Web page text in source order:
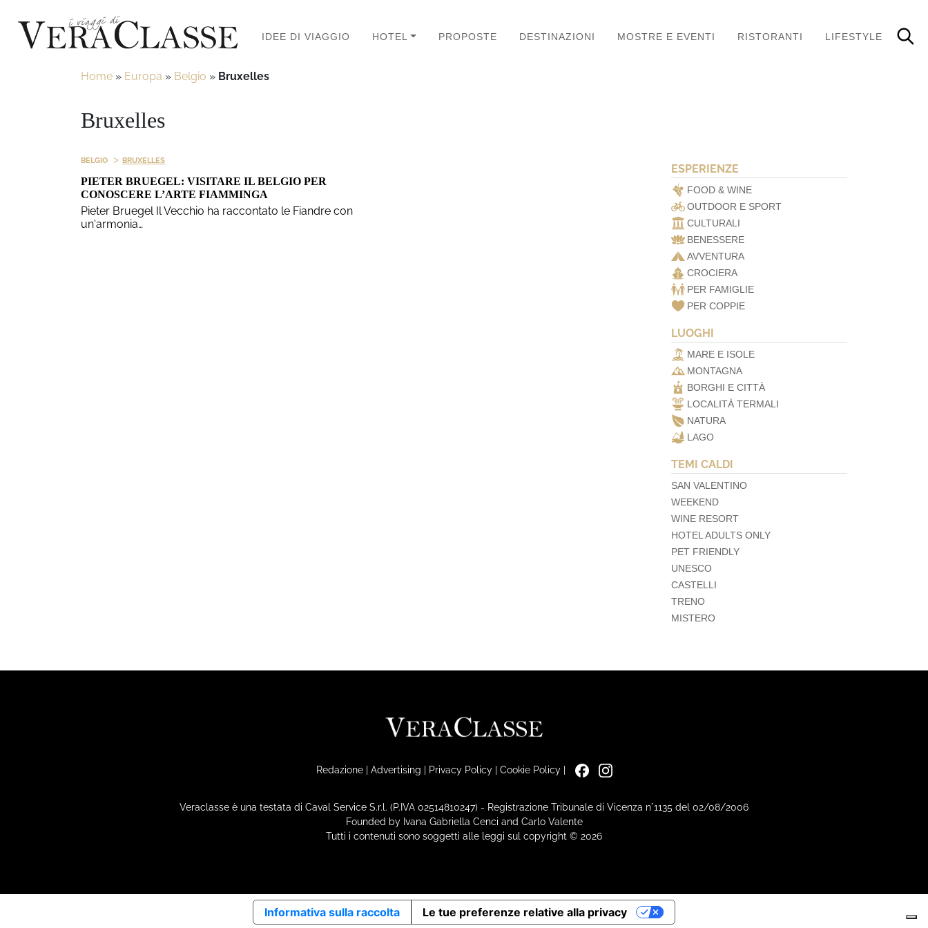
IDEE DI VIAGGIO HOTEL PROPOSTE DESTINAZIONI MOSTRE E EVENTI RISTORANTI LIFESTYLE
Home » Europa » Belgio » Bruxelles
Bruxelles
BELGIO > BRUXELLES
PIETER BRUEGEL: VISITARE IL BELGIO PER
CONOSCERE L’ARTE FIAMMINGA
Pieter Bruegel Il Vecchio ha raccontato le Fiandre con
un'armonia…
ESPERIENZE
FOOD & WINE
OUTDOOR E SPORT
CULTURALI
BENESSERE
AVVENTURA
CROCIERA
PER FAMIGLIE
PER COPPIE
LUOGHI
MARE E ISOLE
MONTAGNA
BORGHI E CITTÀ
LOCALITÀ TERMALI
NATURA
LAGO
TEMI CALDI
SAN VALENTINO
WEEKEND
WINE RESORT
HOTEL ADULTS ONLY
PET FRIENDLY
UNESCO
CASTELLI
TRENO
MISTERO
Redazione| Advertising | Privacy Policy| Cookie Policy|
Veraclasse è una testata di Caval Service S.r.l. (P.IVA 02514810247) - Registrazione Tribunale di Vicenza n°1135 del 02/08/2006
Founded by Ivana Gabriella Cenci and Carlo Valente
Tutti i contenuti sono soggetti alle leggi sul copyright © 2026
Informativa sulla raccolta Le tue preferenze relative alla privacy